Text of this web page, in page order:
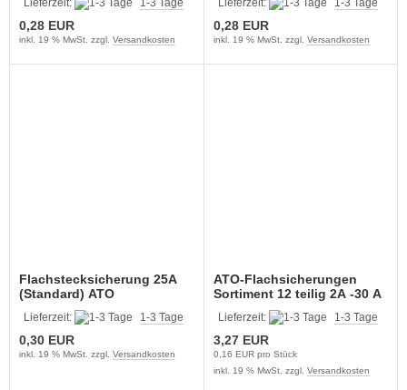
Lieferzeit: 1-3 Tage
0,28 EUR
inkl. 19 % MwSt. zzgl. Versandkosten
Lieferzeit: 1-3 Tage
0,28 EUR
inkl. 19 % MwSt. zzgl. Versandkosten
Flachstecksicherung 25A
(Standard) ATO
Lieferzeit: 1-3 Tage
0,30 EUR
inkl. 19 % MwSt. zzgl. Versandkosten
ATO-Flachsicherungen
Sortiment 12 teilig 2A -30 A
Lieferzeit: 1-3 Tage
3,27 EUR
0,16 EUR pro Stück
inkl. 19 % MwSt. zzgl. Versandkosten